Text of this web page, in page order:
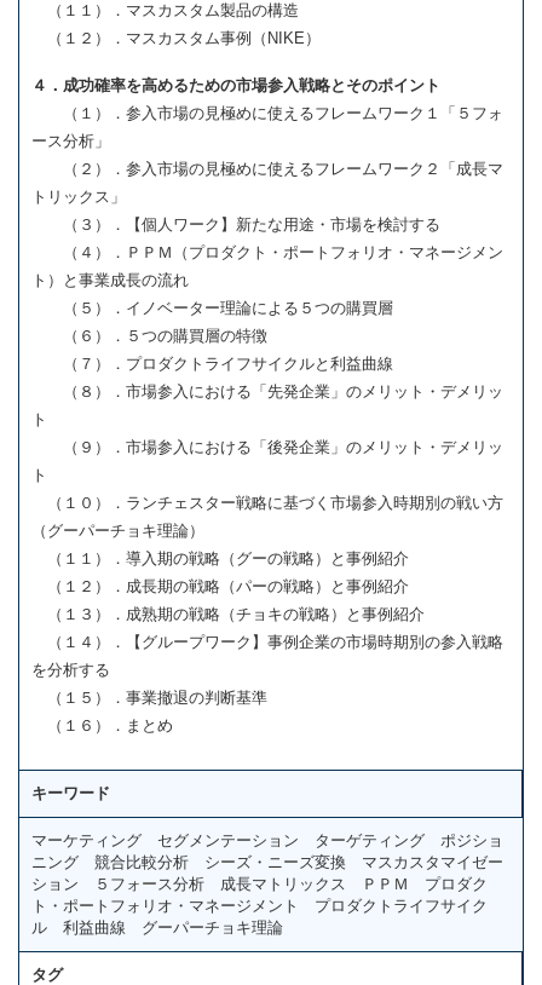
（１１）．マスカスタム製品の構造
（１２）．マスカスタム事例（NIKE）
４．成功確率を高めるための市場参入戦略とそのポイント
（１）．参入市場の見極めに使えるフレームワーク１「５フォ
ース分析」
（２）．参入市場の見極めに使えるフレームワーク２「成長マ
トリックス」
（３）．【個人ワーク】新たな用途・市場を検討する
（４）．ＰＰＭ（プロダクト・ポートフォリオ・マネージメン
ト）と事業成長の流れ
（５）．イノベーター理論による５つの購買層
（６）．５つの購買層の特徴
（７）．プロダクトライフサイクルと利益曲線
（８）．市場参入における「先発企業」のメリット・デメリッ
ト
（９）．市場参入における「後発企業」のメリット・デメリッ
ト
（１０）．ランチェスター戦略に基づく市場参入時期別の戦い方
（グーパーチョキ理論）
（１１）．導入期の戦略（グーの戦略）と事例紹介
（１２）．成長期の戦略（パーの戦略）と事例紹介
（１３）．成熟期の戦略（チョキの戦略）と事例紹介
（１４）．【グループワーク】事例企業の市場時期別の参入戦略
を分析する
（１５）．事業撤退の判断基準
（１６）．まとめ
キーワード
マーケティング セグメンテーション ターゲティング ポジショ
ニング 競合比較分析 シーズ・ニーズ変換 マスカスタマイゼー
ション ５フォース分析 成長マトリックス ＰＰＭ プロダク
ト・ポートフォリオ・マネージメント プロダクトライフサイク
ル 利益曲線 グーパーチョキ理論
タグ